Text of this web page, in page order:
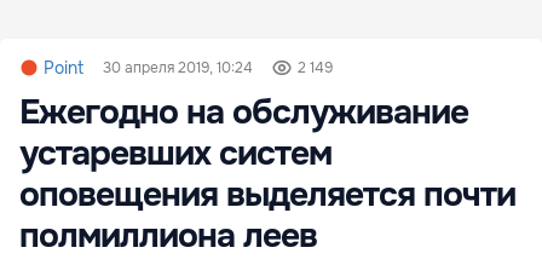
Point 30 апреля 2019, 10:24 2 149
Ежегодно на обслуживание
устаревших систем
оповещения выделяется почти
полмиллиона леев